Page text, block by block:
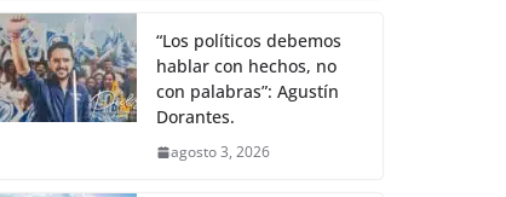
“Los políticos debemos
hablar con hechos, no
con palabras”: Agustín
Dorantes.
agosto 3, 2026